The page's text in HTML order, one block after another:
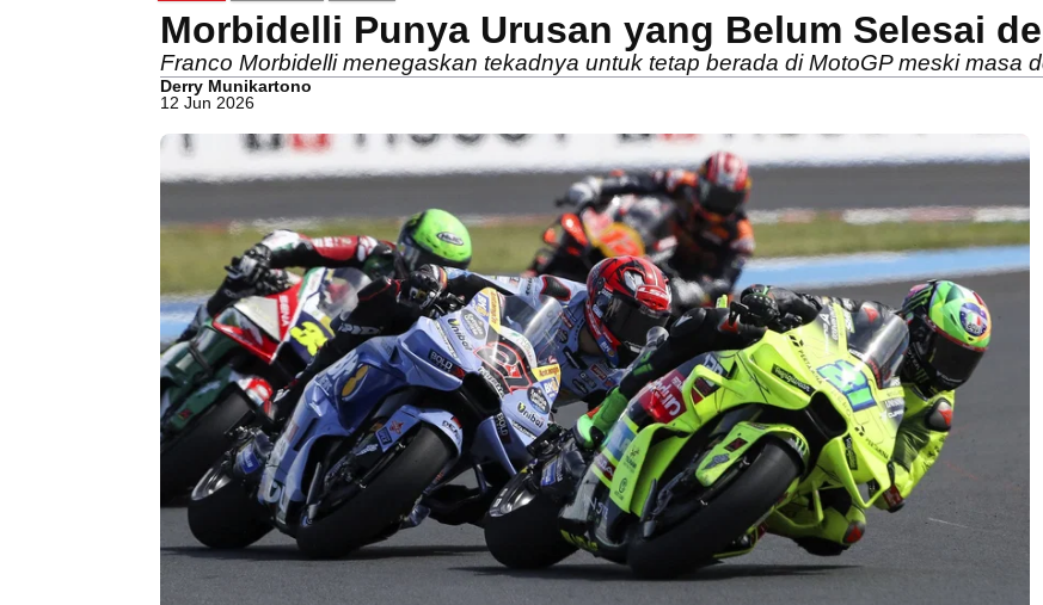
Morbidelli Punya Urusan yang Belum Selesai
Franco Morbidelli menegaskan tekadnya untuk tetap berada di MotoGP meski masa
Derry Munikartono
12 Jun 2026